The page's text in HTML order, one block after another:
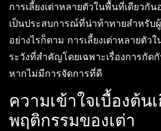
การเลี้ยงเต่าหลายตัวในพื้นที่เดียวกั
เป็นประสบการณ์ที่น่าท้าทายสำหรับ
อย่างไรก็ตาม การเลี้ยงเต่าหลายตัว
ระวังที่สำคัญโดยเฉพาะเรื่องการกัด
หากไม่มีการจัดการที่ดี
ความเข้าใจเบื้องต้น
พฤติกรรมของเต่า